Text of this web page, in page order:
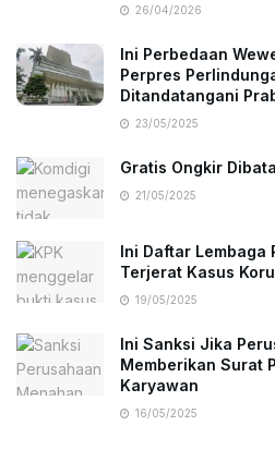
26/04/2026
Ini Perbedaan
Perpres
Ditandatangani
23/05/2025
Gratis Ongkir
21/05/2025
Ini Daftar Lembaga
Terjerat Kasus
19/05/2025
Ini Sanksi Jika
Memberikan Surat
Karyawan
16/05/2025